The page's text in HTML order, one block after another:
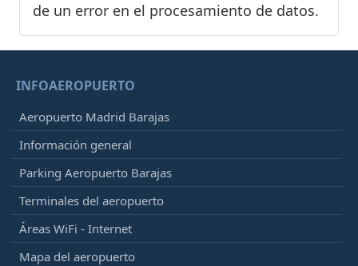
de un error en el procesamiento de datos.
INFOAEROPUERTO
Aeropuerto Madrid Barajas
Información general
Parking Aeropuerto Barajas
Terminales del aeropuerto
Áreas WiFi - Internet
Mapa del aeropuerto